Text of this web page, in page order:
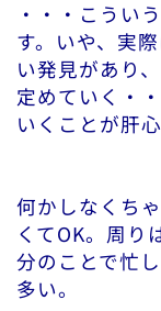
・・・こうい
す。いや、実
い発見があり
定めていく・
いくことが肝心
何かしなくち
くてOK。周り
分のことで忙
多い。